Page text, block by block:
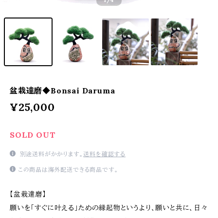
盆栽達磨◆Bonsai Daruma
¥25,000
SOLD OUT
別途送料がかかります。送料を確認する
この商品は海外配送できる商品です。
【盆栽達磨】
願いを「すぐに叶える」ための縁起物というより、願いと共に、日々